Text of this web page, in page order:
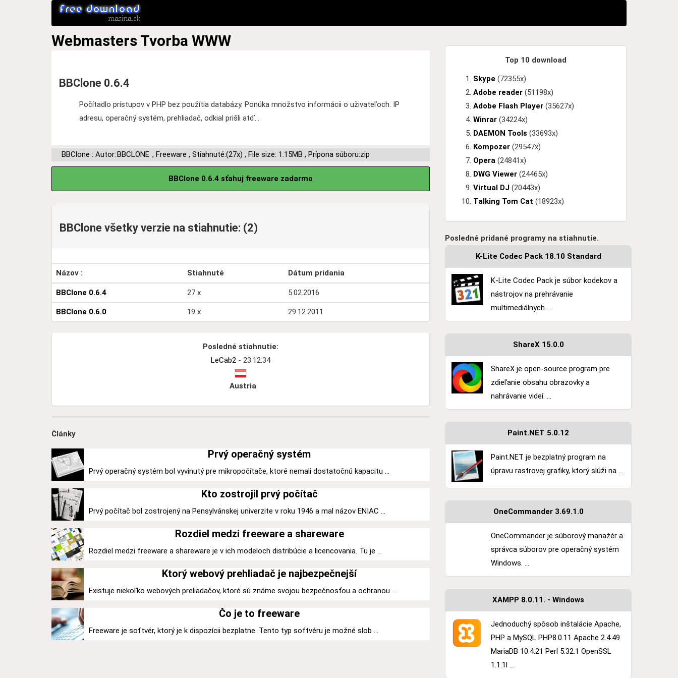
Webmasters Tvorba WWW
BBClone 0.6.4
Počítadlo prístupov v PHP bez použítia databázy. Ponúka množstvo informácii o uživateľoch. IP
adresu, operačný systém, prehliadač, odkial prišli atď...
BBClone : Autor:BBCLONE , Freeware , Stiahnuté:(27x) , File size: 1.15MB , Prípona súboru:zip
BBClone 0.6.4 sťahuj freeware zadarmo
BBClone všetky verzie na stiahnutie: (2)
Názov : Stiahnuté Dátum pridania
BBClone 0.6.4 27 x 5.02.2016
BBClone 0.6.0 19 x 29.12.2011
Posledné stiahnutie:
LeCab2 - 23:12:34
Austria
Články
Prvý operačný systém
Prvý operačný systém bol vyvinutý pre mikropočítače, ktoré nemali dostatočnú kapacitu ...
Kto zostrojil prvý počítač
Prvý počítač bol zostrojený na Pensylvánskej univerzite v roku 1946 a mal názov ENIAC ...
Rozdiel medzi freeware a shareware
Rozdiel medzi freeware a shareware je v ich modeloch distribúcie a licencovania. Tu je ...
Ktorý webový prehliadač je najbezpečnejší
Existuje niekoľko webových preliadačov, ktoré sú známe svojou bezpečnosťou a ochranou ...
Čo je to freeware
Freeware je softvér, ktorý je k dispozícii bezplatne. Tento typ softvéru je možné slob ...
Top 10 download
Skype (72355x)
Adobe reader (51198x)
Adobe Flash Player (35627x)
Winrar (34224x)
DAEMON Tools (33693x)
Kompozer (29547x)
Opera (24841x)
DWG Viewer (24465x)
Virtual DJ (20443x)
Talking Tom Cat (18923x)
Posledné pridané programy na stiahnutie.
K-Lite Codec Pack 18.10 Standard
K-Lite Codec Pack je súbor kodekov a
nástrojov na prehrávanie
multimediálnych ...
ShareX 15.0.0
ShareX je open-source program pre
zdieľanie obsahu obrazovky a
nahrávanie videí. ...
Paint.NET 5.0.12
Paint.NET je bezplatný program na
úpravu rastrovej grafiky, ktorý slúži na ...
OneCommander 3.69.1.0
OneCommander je súborový manažér a
správca súborov pre operačný systém
Windows. ...
XAMPP 8.0.11. - Windows
Jednoduchý spôsob inštalácie Apache,
PHP a MySQL PHP8.0.11 Apache 2.4.49
MariaDB 10.4.21 Perl 5.32.1 OpenSSL
1.1.1l ...